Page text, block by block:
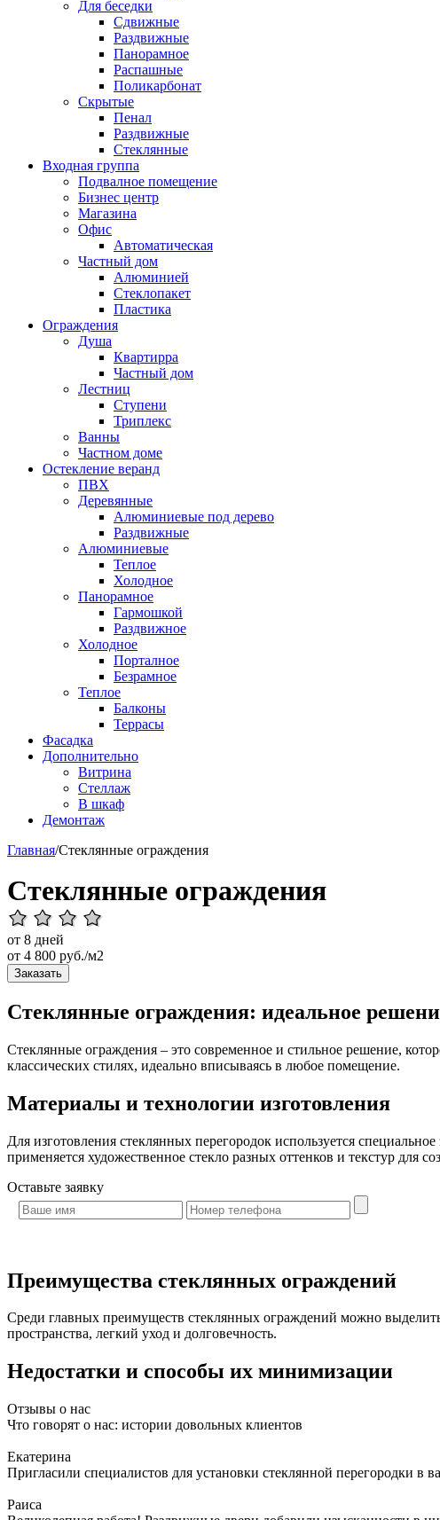
Для беседки
Сдвижные
Раздвижные
Панорамное
Распашные
Поликарбонат
Скрытые
Пенал
Раздвижные
Стеклянные
Входная группа
Подвалное помещение
Бизнес центр
Магазина
Офис
Автоматическая
Частный дом
Алюминией
Стеклопакет
Пластика
Ограждения
Душа
Квартирра
Частный дом
Лестниц
Ступени
Триплекс
Ванны
Частном доме
Остекление веранд
ПВХ
Деревянные
Алюминиевые под дерево
Раздвижные
Алюминиевые
Теплое
Холодное
Панорамное
Гармошкой
Раздвижное
Холодное
Порталное
Безрамное
Теплое
Балконы
Террасы
Фасадка
Дополнительно
Витрина
Стеллаж
В шкаф
Демонтаж
Главная/Стеклянные ограждения
Стеклянные ограждения
от 8 дней
от 4 800 руб./м2
Заказать
Стеклянные ограждения: идеальное
Стеклянные ограждения – это современное и стильное решение,
классических стилях, идеально вписываясь в любое помещение.
Материалы и технологии изготовления
Для изготовления стеклянных перегородок используется
применяется художественное стекло разных оттенков и текстур для
Оставьте заявку
Преимущества стеклянных ограждений
Среди главных преимуществ стеклянных ограждений можно
пространства, легкий уход и долговечность.
Недостатки и способы их минимизации
Отзывы о нас
Что говорят о нас: истории довольных клиентов
Екатерина
Пригласили специалистов для установки стеклянной перегородки в
Раиса